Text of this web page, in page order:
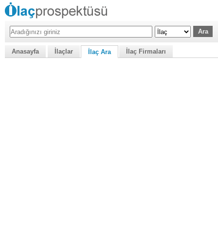
Anasayfa İlaçlar İlaç Ara İlaç Firmaları